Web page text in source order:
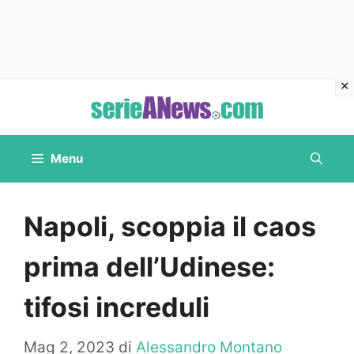
contenuto
Menu
Napoli, scoppia il caos
prima dell’Udinese:
tifosi increduli
Mag 2, 2023 di Alessandro Montano